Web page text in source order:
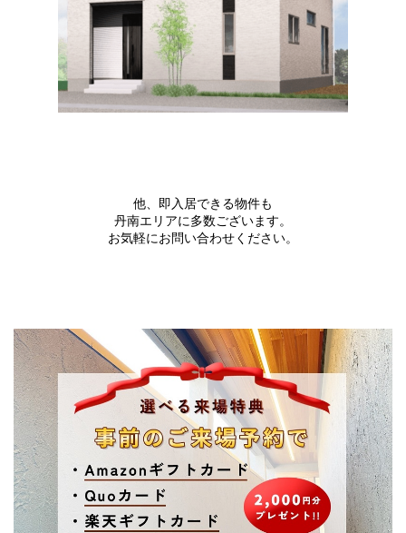
他、即入居できる物件も
丹南エリアに多数ございます。
お気軽にお問い合わせください。